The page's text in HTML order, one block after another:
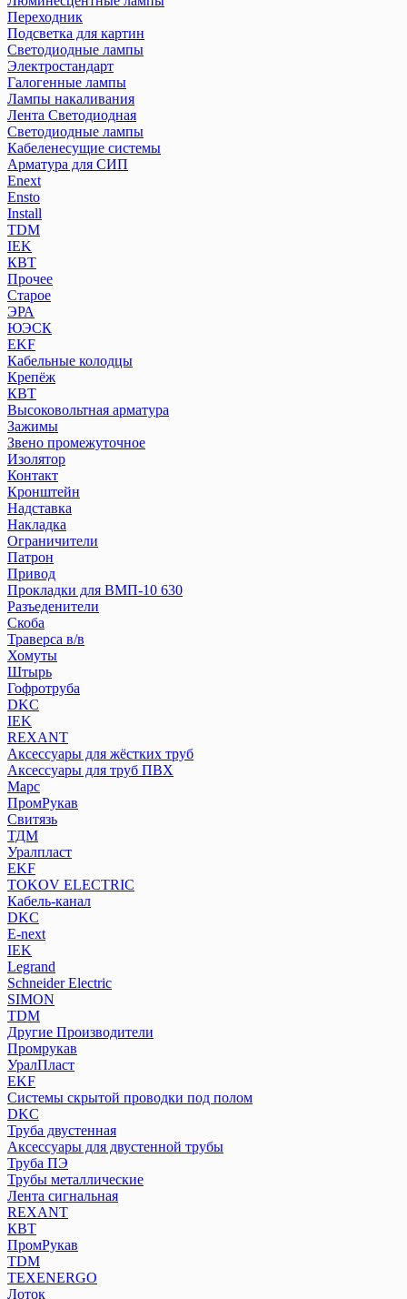
Переходник
Подсветка для картин
Светодиодные лампы
Электростандарт
Галогенные лампы
Лампы накаливания
Лента Светодиодная
Светодиодные лампы
Кабеленесущие системы
Арматура для СИП
Enext
Ensto
Install
TDM
IEK
КВТ
Прочее
Старое
ЭРА
ЮЭСК
EKF
Кабельные колодцы
Крепёж
КВТ
Высоковольтная арматура
Зажимы
Звено промежуточное
Изолятор
Контакт
Кронштейн
Надставка
Накладка
Ограничители
Патрон
Привод
Прокладки для ВМП-10 630
Разъеденители
Скоба
Траверса в/в
Хомуты
Штырь
Гофротруба
DKC
IEK
REXANT
Аксессуары для жёстких труб
Аксессуары для труб ПВХ
Марс
ПромРукав
Свитязь
ТДМ
Уралпласт
EKF
TOKOV ELECTRIC
Кабель-канал
DKC
E-next
IEK
Legrand
Schneider Electric
SIMON
TDM
Другие Производители
Промрукав
УралПласт
EKF
Системы скрытой проводки под полом
DKC
Труба двустенная
Аксессуары для двустенной трубы
Труба ПЭ
Трубы металлические
Лента сигнальная
REXANT
КВТ
ПромРукав
ТDM
TEXENERGO
Лоток